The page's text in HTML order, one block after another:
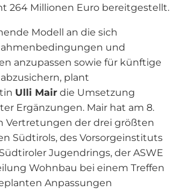
264 Millionen Euro bereitgestellt.
Modell an die sich
und
anzupassen sowie für künftige
plant
Ulli Mair die Umsetzung
Ergänzungen. Mair hat am 8.
Vertretungen der drei größten
Südtirols, des Vorsorgeinstituts
Jugendrings, der ASWE
Wohnbau bei einem Treffen
Anpassungen